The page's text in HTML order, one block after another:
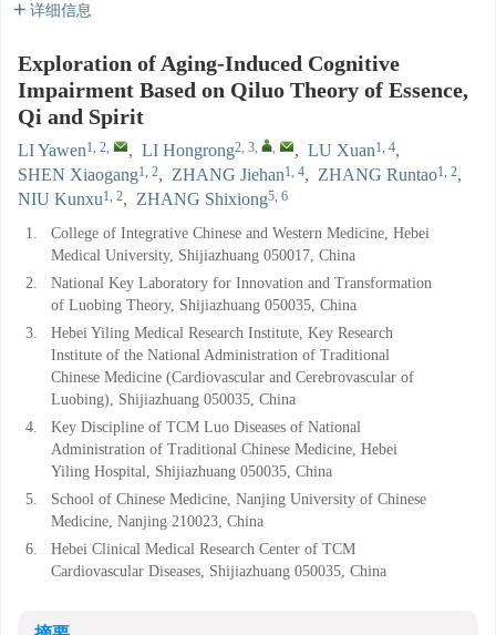
详细信息
Exploration of Aging-Induced Cognitive
Impairment Based on Qiluo Theory of Essence,
Qi and Spirit
LI Yawen1, 2, , LI Hongrong2, 3, , , LU Xuan1, 4,
SHEN Xiaogang1, 2, ZHANG Jiehan1, 4, ZHANG Runtao1, 2,
NIU Kunxu1, 2, ZHANG Shixiong5, 6
1.
College of Integrative Chinese and Western Medicine, Hebei
Medical University, Shijiazhuang 050017, China
2.
National Key Laboratory for Innovation and Transformation
of Luobing Theory, Shijiazhuang 050035, China
3.
Hebei Yiling Medical Research Institute, Key Research
Institute of the National Administration of Traditional
Chinese Medicine (Cardiovascular and Cerebrovascular of
Luobing), Shijiazhuang 050035, China
4.
Key Discipline of TCM Luo Diseases of National
Administration of Traditional Chinese Medicine, Hebei
Yiling Hospital, Shijiazhuang 050035, China
5.
School of Chinese Medicine, Nanjing University of Chinese
Medicine, Nanjing 210023, China
6.
Hebei Clinical Medical Research Center of TCM
Cardiovascular Diseases, Shijiazhuang 050035, China